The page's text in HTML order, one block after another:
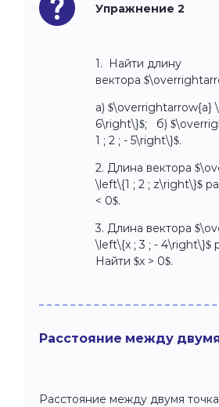
Упражнение 2
1. Найти длину
вектора
а) $\overrightarrow{a}
6\right\}$; б)
1 ; 2 ; - 5\right\}$.
2. Длина вектора
\left\{1 ; 2 ; z\right\}$
< 0$.
3. Длина вектора
\left\{x ; 3 ; - 4\right\}$
Найти $x > 0$.
Расстояние между
Расстояние между двумя